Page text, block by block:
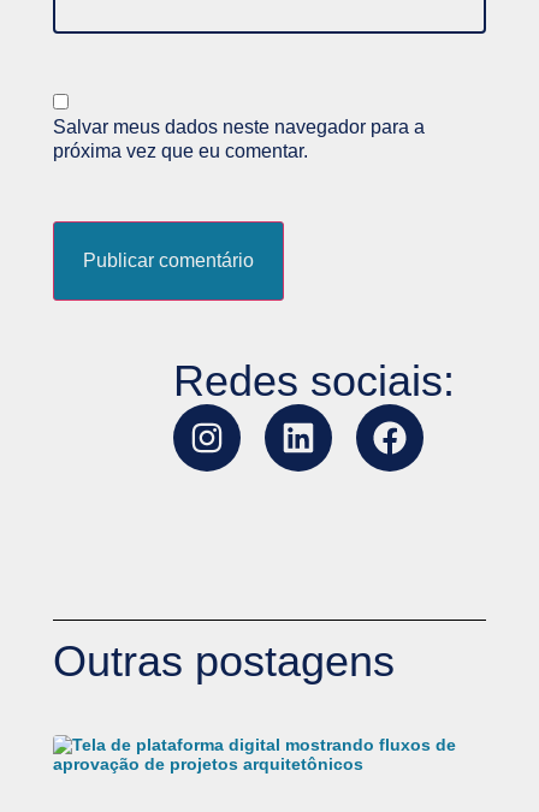
Salvar meus dados neste navegador para a
próxima vez que eu comentar.
Redes sociais:
Outras postagens